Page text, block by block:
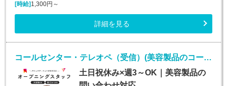
[時給] 1,300円～
詳細を見る
コールセンター・テレオペ（受信）(美容製品のコールセンタースタッフ)
土日祝休み×週3～OK｜美容製品の